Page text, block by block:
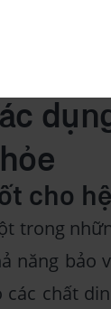
sam tạo
trời trực
cho
trong
năng bảo
các chất